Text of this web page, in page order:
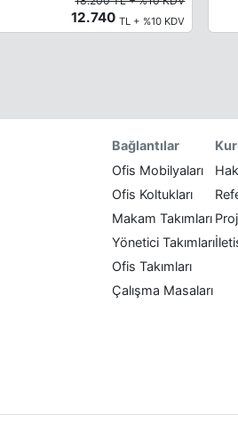
12.740TL + %10 KDV
Bağlantılar
Ofis Mobilyaları
Ofis Koltukları
Makam Takımları
Yönetici Takımları
Ofis Takımları
Çalışma Masaları